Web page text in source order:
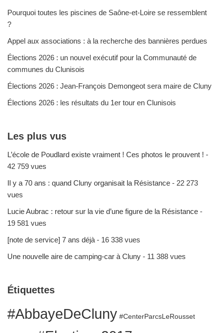
Pourquoi toutes les piscines de Saône-et-Loire se ressemblent
?
Appel aux associations : à la recherche des bannières perdues
Élections 2026 : un nouvel exécutif pour la Communauté de
communes du Clunisois
Élections 2026 : Jean-François Demongeot sera maire de Cluny
Élections 2026 : les résultats du 1er tour en Clunisois
Les plus vus
L’école de Poudlard existe vraiment ! Ces photos le prouvent ! -
42 759 vues
Il y a 70 ans : quand Cluny organisait la Résistance - 22 273
vues
Lucie Aubrac : retour sur la vie d’une figure de la Résistance -
19 581 vues
[note de service] 7 ans déjà - 16 338 vues
Une nouvelle aire de camping-car à Cluny - 11 388 vues
Étiquettes
#AbbayeDeCluny #CenterParcsLeRousset